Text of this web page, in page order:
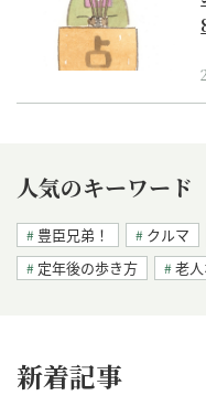
人気のキーワード
豊臣兄弟！ クルマ
定年後の歩き方
老
新着記事